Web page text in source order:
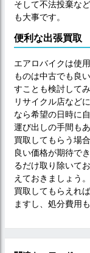
そして不法投棄な
も大事です。
便利な出張買取
エアロバイクは使
ものは中古でも良
すことも検討して
リサイクル店など
なら希望の日時に
運び出しの手間もあ
買取してもらう場
良い価格が期待で
るだけ取り除いて
えておきましょう。
買取してもらえれ
ますし、処分費用